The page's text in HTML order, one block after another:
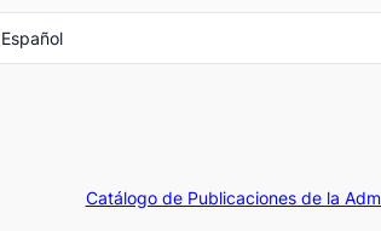
Español
Catálogo de Publicaciones de la